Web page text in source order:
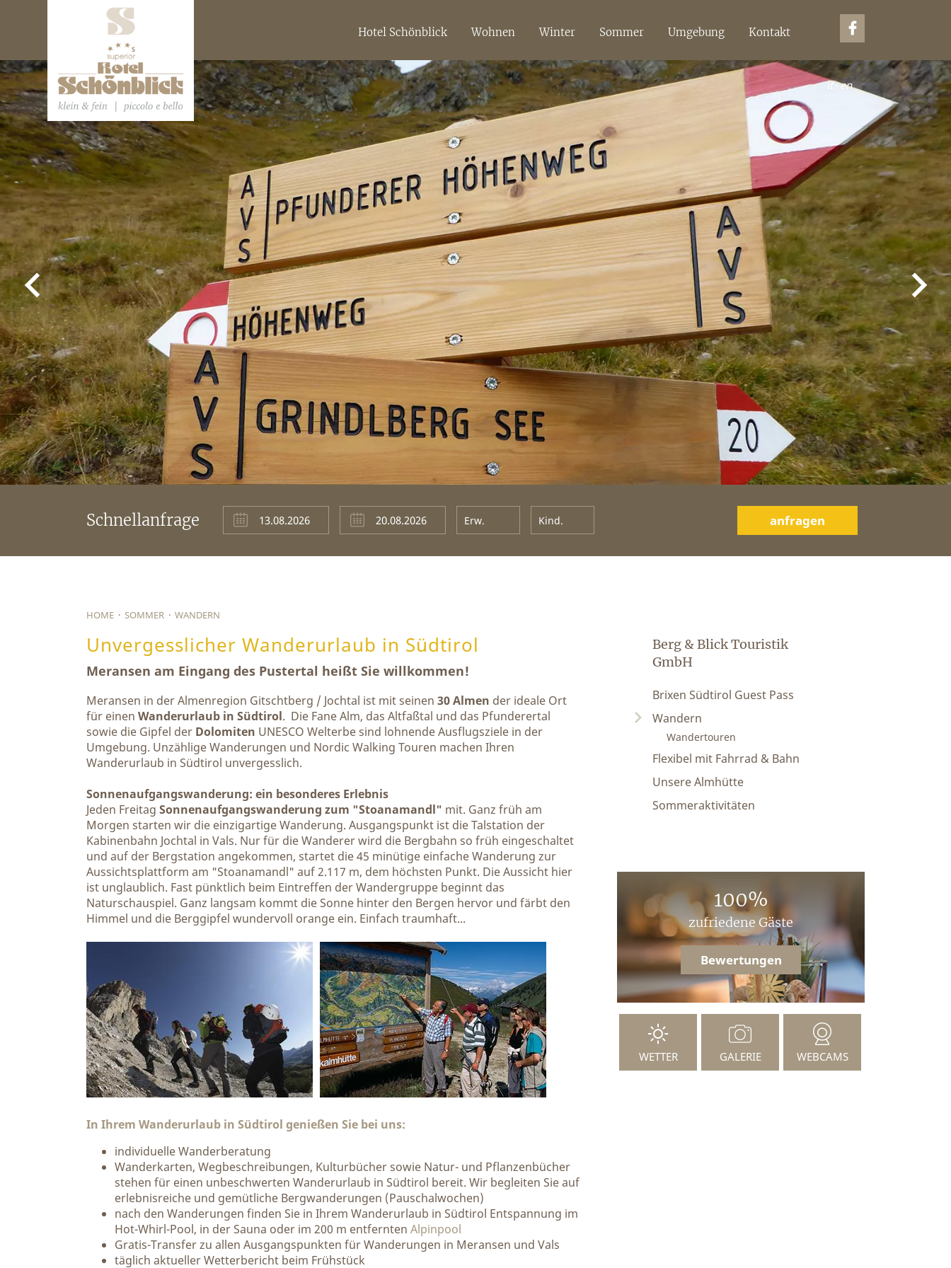
it·en
Hotel Schönblick Wohnen Winter Sommer Umgebung Kontakt
Schnellanfrage anfragen
HOME · SOMMER · WANDERN
Unvergesslicher Wanderurlaub in Südtirol
Meransen am Eingang des Pustertal heißt Sie willkommen!
Meransen in der Almenregion Gitschtberg / Jochtal ist mit seinen 30 Almen der ideale Ort
für einen Wanderurlaub in Südtirol. Die Fane Alm, das Altfaßtal und das Pfunderertal
sowie die Gipfel der Dolomiten UNESCO Welterbe sind lohnende Ausflugsziele in der
Umgebung. Unzählige Wanderungen und Nordic Walking Touren machen Ihren
Wanderurlaub in Südtirol unvergesslich.
Sonnenaufgangswanderung: ein besonderes Erlebnis
Jeden Freitag Sonnenaufgangswanderung zum "Stoanamandl" mit. Ganz früh am
Morgen starten wir die einzigartige Wanderung. Ausgangspunkt ist die Talstation der
Kabinenbahn Jochtal in Vals. Nur für die Wanderer wird die Bergbahn so früh eingeschaltet
und auf der Bergstation angekommen, startet die 45 minütige einfache Wanderung zur
Aussichtsplattform am "Stoanamandl" auf 2.117 m, dem höchsten Punkt. Die Aussicht hier
ist unglaublich. Fast pünktlich beim Eintreffen der Wandergruppe beginnt das
Naturschauspiel. Ganz langsam kommt die Sonne hinter den Bergen hervor und färbt den
Himmel und die Berggipfel wundervoll orange ein. Einfach traumhaft...
In Ihrem Wanderurlaub in Südtirol genießen Sie bei uns:
individuelle Wanderberatung
Wanderkarten, Wegbeschreibungen, Kulturbücher sowie Natur- und Pflanzenbücher
stehen für einen unbeschwerten Wanderurlaub in Südtirol bereit. Wir begleiten Sie auf
erlebnisreiche und gemütliche Bergwanderungen (Pauschalwochen)
nach den Wanderungen finden Sie in Ihrem Wanderurlaub in Südtirol Entspannung im
Hot-Whirl-Pool, in der Sauna oder im 200 m entfernten Alpinpool
Gratis-Transfer zu allen Ausgangspunkten für Wanderungen in Meransen und Vals
täglich aktueller Wetterbericht beim Frühstück
Berg & Blick Touristik
GmbH
Brixen Südtirol Guest Pass
Wandern
Wandertouren
Flexibel mit Fahrrad & Bahn
Unsere Almhütte
Sommeraktivitäten
100%
zufriedene Gäste
Bewertungen
WETTER GALERIE WEBCAMS